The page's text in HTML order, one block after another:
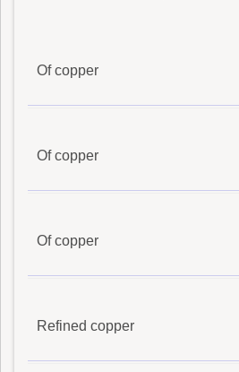
Of copper
Of copper
Of copper
Refined copper